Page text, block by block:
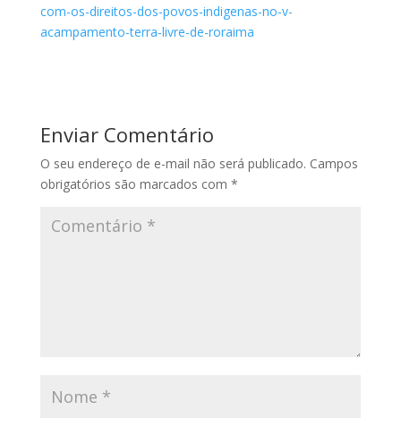
com-os-direitos-dos-povos-indigenas-no-v-
acampamento-terra-livre-de-roraima
Enviar Comentário
O seu endereço de e-mail não será publicado. Campos
obrigatórios são marcados com *